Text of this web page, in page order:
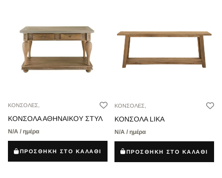
ΚΟΝΣΟΛΕΣ,
ΚΟΝΣΟΛΑ ΑΘΗΝΑΙΚΟΥ ΣΤΥΛ
Ν/Α / ημέρα
ΠΡΟΣΘΗΚΗ ΣΤΟ ΚΑΛΑΘΙ
ΚΟΝΣΟΛΕΣ,
ΚΟΝΣΟΛΑ LIKA
Ν/Α / ημέρα
ΠΡΟΣΘΗΚΗ ΣΤΟ ΚΑΛΑΘΙ